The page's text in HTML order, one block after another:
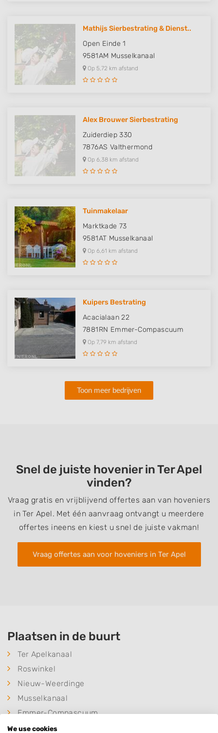
Mathijs Sierbestrating & Dienst..
Open Einde 1
9581AM Musselkanaal
Op 5,72 km afstand
Alex Brouwer Sierbestrating
Zuiderdiep 330
7876AS Valthermond
Op 6,38 km afstand
Tuinmakelaar
Marktkade 73
9581AT Musselkanaal
Op 6,61 km afstand
Kuipers Bestrating
Acacialaan 22
7881RN Emmer-Compascuum
Op 7,79 km afstand
Toon meer bedrijven
Snel de juiste hovenier in Ter Apel
vinden?
Vraag gratis en vrijblijvend offertes aan van hoveniers
in Ter Apel. Met één aanvraag ontvangt u meerdere
offertes ineens en kiest u snel de juiste vakman!
Vraag offertes aan voor hoveniers in Ter Apel
Plaatsen in de buurt
Ter Apelkanaal
Roswinkel
Nieuw-Weerdinge
Musselkanaal
Emmer-Compascuum
Valthermond
We use cookies